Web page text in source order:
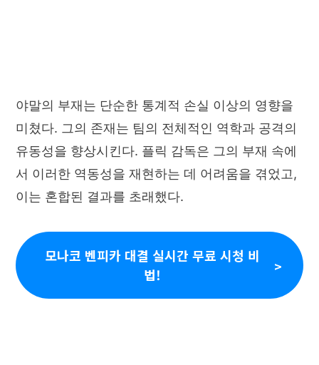
야말의 부재는 단순한 통계적 손실 이상의 영향을
미쳤다. 그의 존재는 팀의 전체적인 역학과 공격의
유동성을 향상시킨다. 플릭 감독은 그의 부재 속에
서 이러한 역동성을 재현하는 데 어려움을 겪었고,
이는 혼합된 결과를 초래했다.
모나코 벤피카 대결 실시간 무료 시청 비
법!